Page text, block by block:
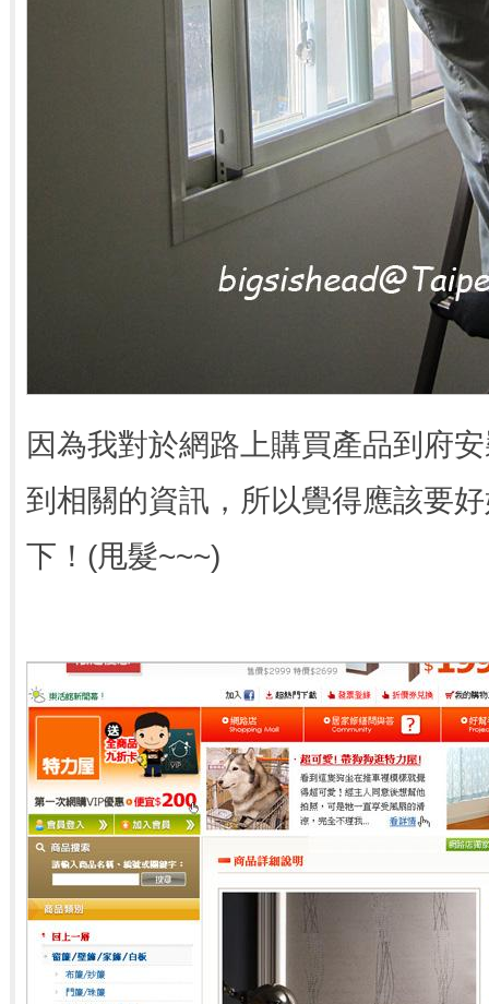
因為我對於網路上購買產品到府
到相關的資訊，所以覺得應該要
下！(甩髮~~~)